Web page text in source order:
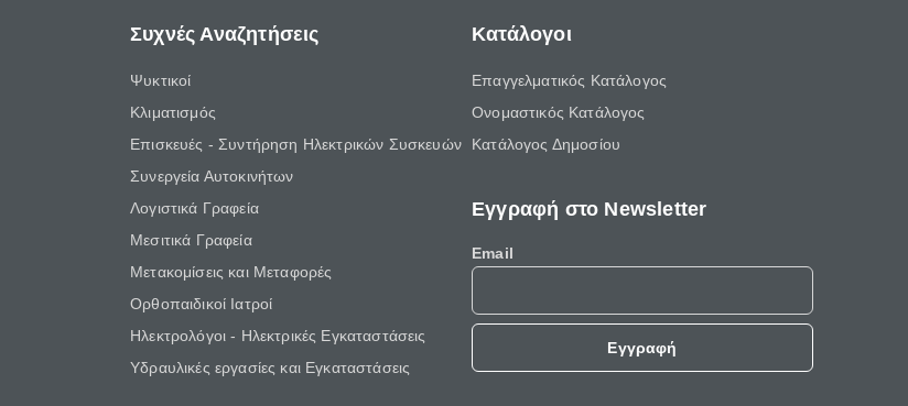
Συχνές Αναζητήσεις
Ψυκτικοί
Κλιματισμός
Επισκευές - Συντήρηση Ηλεκτρικών Συσκευών
Συνεργεία Αυτοκινήτων
Λογιστικά Γραφεία
Μεσιτικά Γραφεία
Μετακομίσεις και Μεταφορές
Ορθοπαιδικοί Ιατροί
Ηλεκτρολόγοι - Ηλεκτρικές Εγκαταστάσεις
Υδραυλικές εργασίες και Εγκαταστάσεις
Κατάλογοι
Επαγγελματικός Κατάλογος
Ονομαστικός Κατάλογος
Κατάλογος Δημοσίου
Εγγραφή στο Newsletter
Email
Εγγραφή